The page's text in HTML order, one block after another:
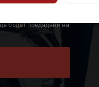
бъдат предадени на